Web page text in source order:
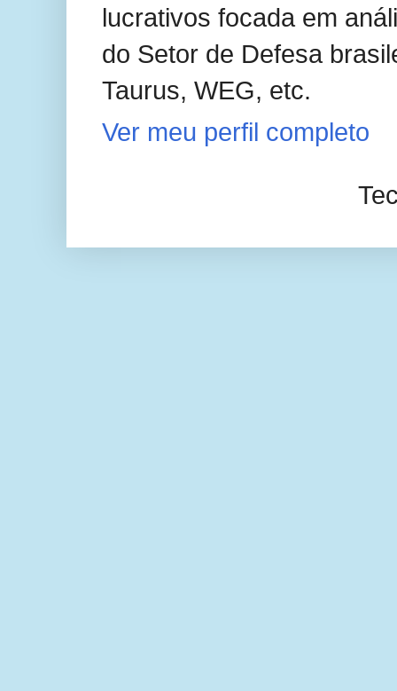
lucrativos focada em
do Setor de Defesa
Taurus, WEG, etc.
Ver meu perfil completo